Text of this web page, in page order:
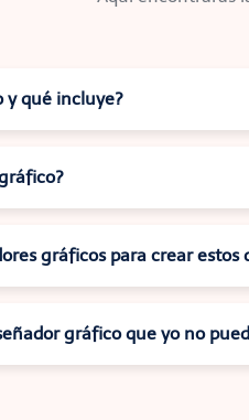
y qué incluye?
gráficos para crear estos
gráfico que yo no